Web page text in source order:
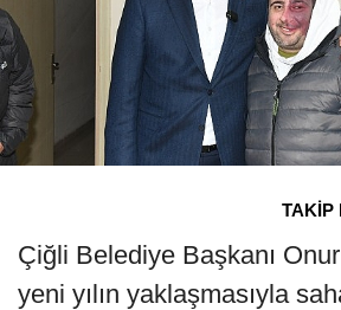
TAKİP
Çiğli Belediye Başkanı
yeni yılın yaklaşmasıyla